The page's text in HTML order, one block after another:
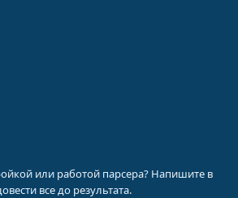
или работой парсера? Напишите в
все до результата.